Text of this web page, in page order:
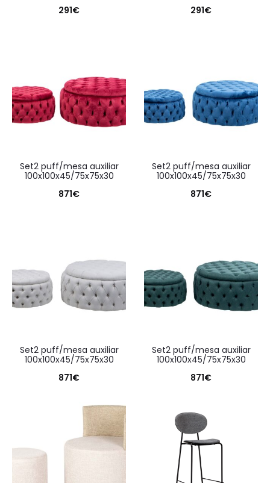
291€
291€
set2 puff/mesa auxiliar
100x100x45/75x75x30
871€
set2 puff/mesa auxiliar
100x100x45/75x75x30
871€
set2 puff/mesa auxiliar
100x100x45/75x75x30
871€
set2 puff/mesa auxiliar
100x100x45/75x75x30
871€